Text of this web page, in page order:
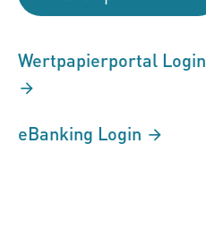
Wertpapierportal Login
eBanking Login